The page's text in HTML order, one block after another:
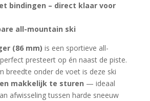
bindingen – direct klaar voor
all-mountain ski
(86 mm) is een sportieve all-
presteert op én naast de piste.
breedte onder de voet is deze ski
makkelijk te sturen — ideaal
afwisseling tussen harde sneeuw